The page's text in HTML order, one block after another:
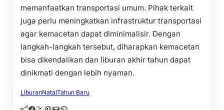
memanfaatkan transportasi umum. Pihak terkait
juga perlu meningkatkan infrastruktur transportasi
agar kemacetan dapat diminimalisir. Dengan
langkah-langkah tersebut, diharapkan kemacetan
bisa dikendalikan dan liburan akhir tahun dapat
dinikmati dengan lebih nyaman.
LiburanNatalTahun Baru